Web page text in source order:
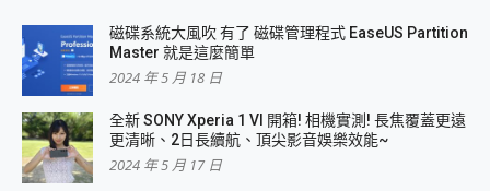
磁碟系統大風吹 有了 磁碟管理程式 EaseUS Partition
Master 就是這麼簡單
2024 年 5 月 18 日
全新 SONY Xperia 1 VI 開箱! 相機實測! 長焦覆蓋更遠
更清晰、2日長續航、頂尖影音娛樂效能~
2024 年 5 月 17 日